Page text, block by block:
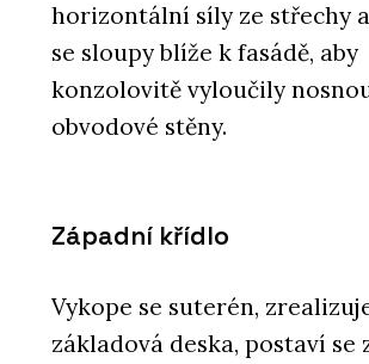
horizontální síly ze střechy
se sloupy blíže k fasádě, aby
konzolovitě vyloučily
obvodové stěny.
Západní křídlo
Vykope se suterén,
základová deska, postaví se